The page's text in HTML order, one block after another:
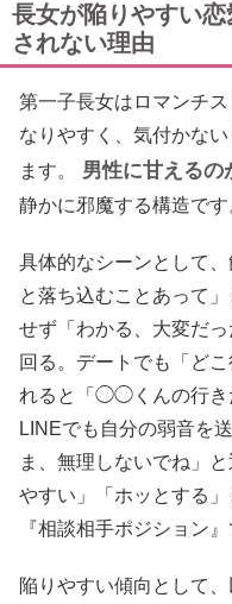
長女が陥りやすい
されない理由
第一子長女はロマンチ
なりやすく、気付かな
ます。
男性に甘えるの
静かに邪魔する構造です
具体的なシーンとして
と落ち込むことあって
せず「わかる、大変だ
回る。デートでも「ど
れると「◯◯くんの行き
LINEでも自分の弱音を
ま、無理しないでね」
やすい」「ホッとする
『相談相手ポジション
陥りやすい傾向として